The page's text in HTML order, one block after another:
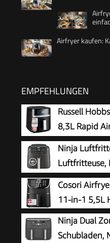
Airfryer kaufen:
EMPFEHLUNGEN
Russell
8,3L Rapid
Gehäuse,
SatisFry (9
Fritteuse ohne Öl,
27632-56
Ninja
Luftfritteuse,
Antihaft-
Cosori
11-in-1 5,5L
Ninja Dual
Schubladen,